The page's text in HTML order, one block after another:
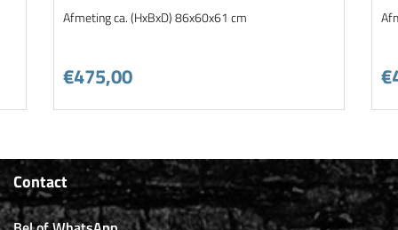
Afmeting ca. (HxBxD) 86x60x61 cm
€475,00
Contact